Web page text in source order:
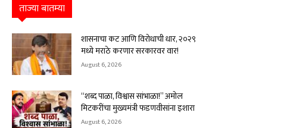
ताज्या बातम्या
शासनाचा कट आणि विरोधाची धार, २०२९
मध्ये मराठे करणार सरकारवर वार!
August 6, 2026
“शब्द पाळा, विश्वास सांभाळा!” अमोल
मिटकरींचा मुख्यमंत्री फडणवीसांना इशारा
August 6, 2026